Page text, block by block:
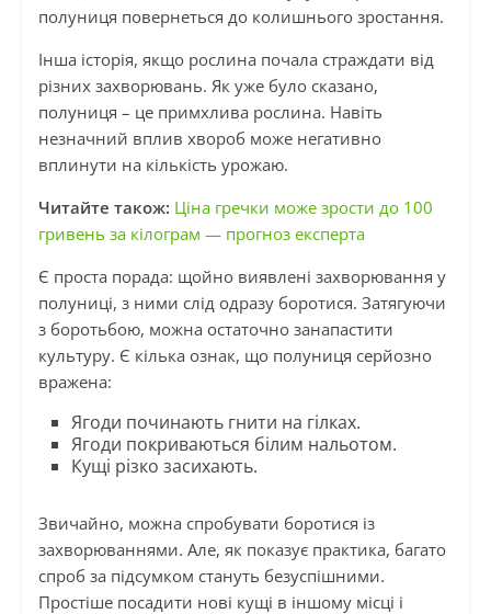
полуниця повернеться до колишнього зростання.
Інша історія, якщо рослина почала страждати від
різних захворювань. Як уже було сказано,
полуниця – це примхлива рослина. Навіть
незначний вплив хвороб може негативно
вплинути на кількість урожаю.
Читайте також: Ціна гречки може зрости до 100
гривень за кілограм — прогноз експерта
Є проста порада: щойно виявлені захворювання у
полуниці, з ними слід одразу боротися. Затягуючи
з боротьбою, можна остаточно занапастити
культуру. Є кілька ознак, що полуниця серйозно
вражена:
Ягоди починають гнити на гілках.
Ягоди покриваються білим нальотом.
Кущі різко засихають.
Звичайно, можна спробувати боротися із
захворюваннями. Але, як показує практика, багато
спроб за підсумком стануть безуспішними.
Простіше посадити нові кущі в іншому місці і